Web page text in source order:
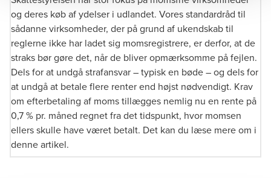
og deres køb af ydelser i udlandet. Vores standardråd til
sådanne virksomheder, der på grund af ukendskab til
reglerne ikke har ladet sig momsregistrere, er derfor, at de
straks bør gøre det, når de bliver opmærksomme på fejlen.
Dels for at undgå strafansvar – typisk en bøde – og dels for
at undgå at betale flere renter end højst nødvendigt. Krav
om efterbetaling af moms tillægges nemlig nu en rente på
0,7 % pr. måned regnet fra det tidspunkt, hvor momsen
ellers skulle have været betalt. Det kan du læse mere om i
denne artikel.